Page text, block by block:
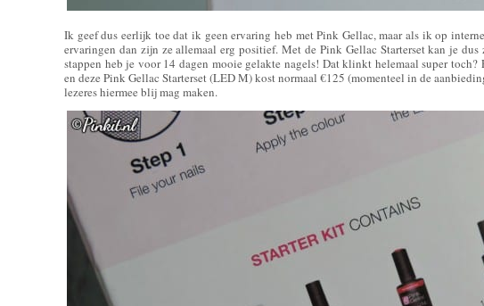
Ik geef dus eerlijk toe dat ik geen ervaring heb met Pink Gellac, maar als ik op
ervaringen dan zijn ze allemaal erg positief. Met de Pink Gellac Starterset kan je
stappen heb je voor 14 dagen mooie gelakte nagels! Dat klinkt helemaal super
en deze Pink Gellac Starterset (LED M) kost normaal €125 (momenteel in de
lezeres hiermee blij mag maken.